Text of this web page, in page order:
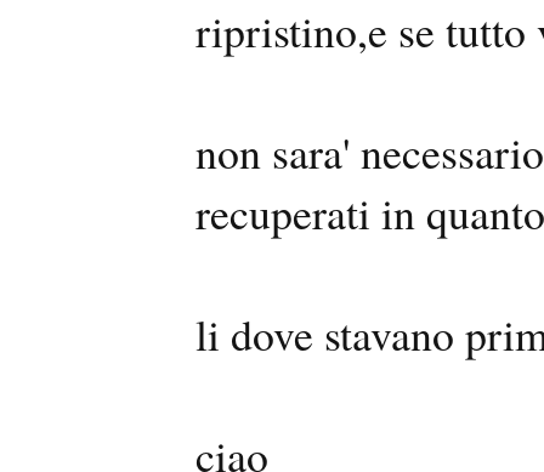
ripristino,e se tutto
non sara'
recuperati in
li dove stavano
ciao